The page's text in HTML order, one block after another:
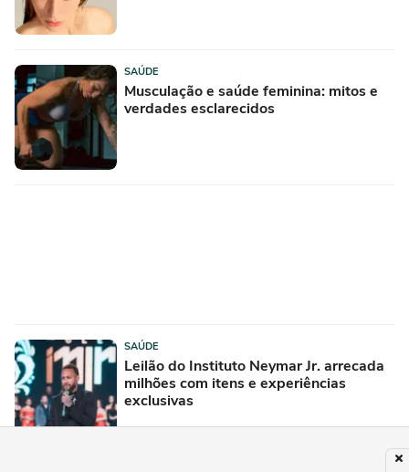
SAÚDE
Musculação e saúde feminina: mitos e
verdades esclarecidos
SAÚDE
Leilão do Instituto Neymar Jr. arrecada
milhões com itens e experiências
exclusivas